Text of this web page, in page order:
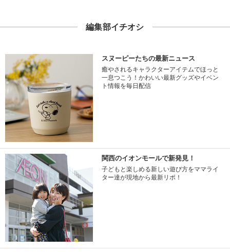
編集部イチオシ
スヌーピーたちの最新ニュース
癒やされるキャラクターアイテムでほっと
一息つこう！かわいい最新グッズやイベン
ト情報を毎日配信
関西のイオンモールで新発見！
子どもと楽しめる新しい遊び方をママライ
ター達が現地から最新リポ！